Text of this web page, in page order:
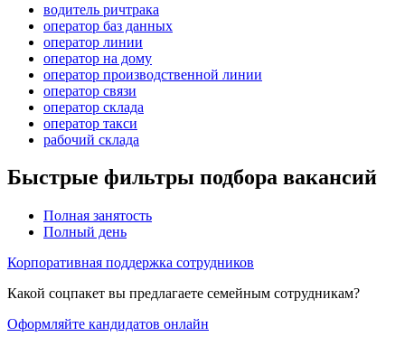
водитель ричтрака
оператор баз данных
оператор линии
оператор на дому
оператор производственной линии
оператор связи
оператор склада
оператор такси
рабочий склада
Быстрые фильтры подбора вакансий
Полная занятость
Полный день
Корпоративная поддержка сотрудников
Какой соцпакет вы предлагаете семейным сотрудникам?
Оформляйте кандидатов онлайн